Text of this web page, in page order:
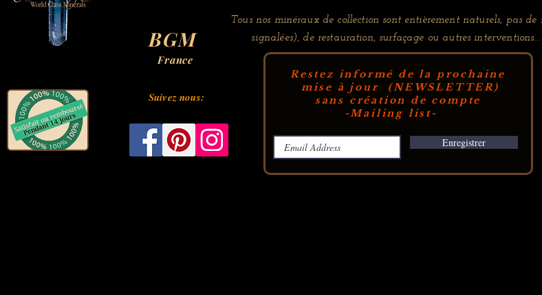
Restez informé de la prochaine
mise à jour (NEWSLETTER)
sans création de compte
-Mailing list-
Enregistrer
Tous nos minéraux de collection sont entièrement naturels, pas
signalées), de restauration, surfaçage ou autres
BGM
France
Suivez nous: